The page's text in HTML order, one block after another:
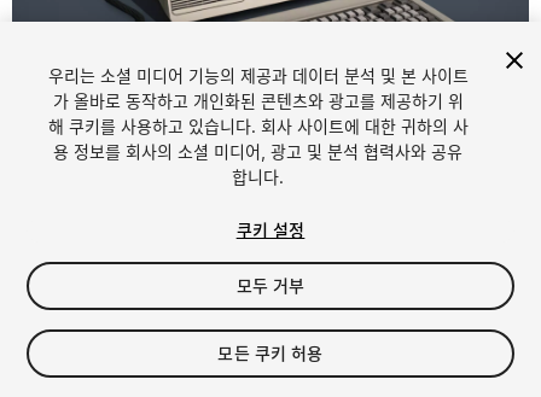
1/24
$18
세금/부가세는 결제 시 반영됩니다.
우리는 소셜 미디어 기능의 제공과 데이터 분석 및 본 사이트
가 올바로 동작하고 개인화된 콘텐츠와 광고를 제공하기 위
해 쿠키를 사용하고 있습니다. 회사 사이트에 대한 귀하의 사
용 정보를 회사의 소셜 미디어, 광고 및 분석 협력사와 공유
합니다.
쿠키 설정
모두 거부
모든 쿠키 허용